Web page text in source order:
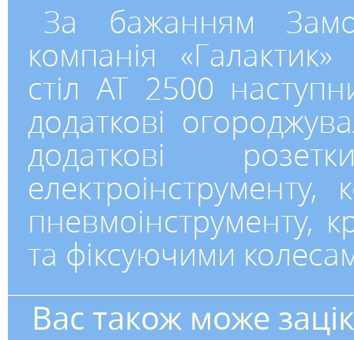
За бажанням
компанія
стіл АТ 2500
додаткові
додаткові
пневмоінструменту,
та фіксуючими
Вас також може